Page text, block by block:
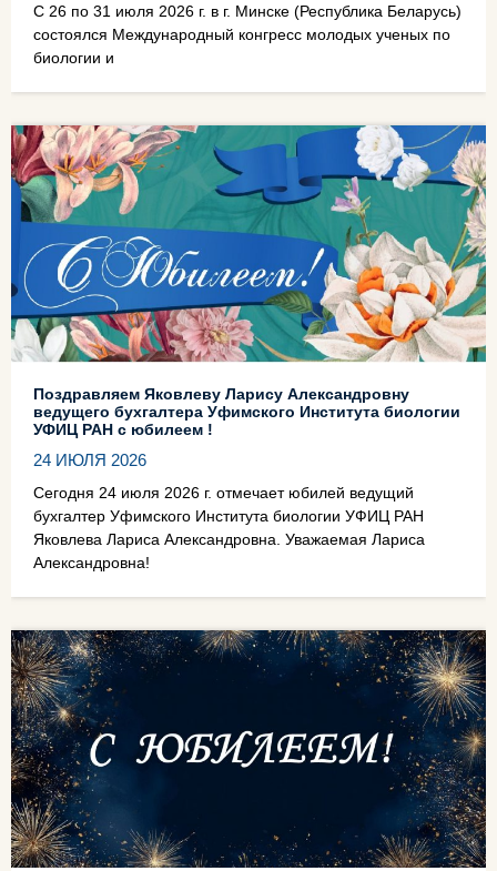
С 26 по 31 июля 2026 г. в г. Минске (Республика Беларусь)
состоялся Международный конгресс молодых ученых по
биологии и
Поздравляем Яковлеву Ларису Александровну
ведущего бухгалтера Уфимского Института биологии
УФИЦ РАН с юбилеем !
24 ИЮЛЯ 2026
Сегодня 24 июля 2026 г. отмечает юбилей ведущий
бухгалтер Уфимского Института биологии УФИЦ РАН
Яковлева Лариса Александровна. Уважаемая Лариса
Александровна!